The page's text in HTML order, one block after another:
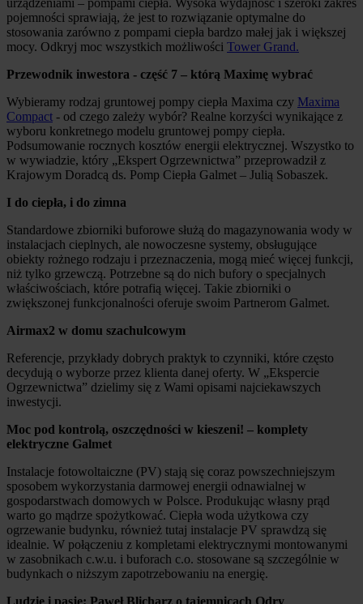
pojemności sprawiają, że jest to rozwiązanie optymalne do
stosowania zarówno z pompami ciepła bardzo małej jak i większej
mocy. Odkryj moc wszystkich możliwości Tower Grand.
Przewodnik inwestora - część 7 – którą Maximę wybrać
Wybieramy rodzaj gruntowej pompy ciepła Maxima czy Maxima
Compact - od czego zależy wybór? Realne korzyści wynikające z
wyboru konkretnego modelu gruntowej pompy ciepła.
Podsumowanie rocznych kosztów energii elektrycznej. Wszystko to
w wywiadzie, który „Ekspert Ogrzewnictwa” przeprowadził z
Krajowym Doradcą ds. Pomp Ciepła Galmet – Julią Sobaszek.
I do ciepła, i do zimna
Standardowe zbiorniki buforowe służą do magazynowania wody w
instalacjach cieplnych, ale nowoczesne systemy, obsługujące
obiekty rożnego rodzaju i przeznaczenia, mogą mieć więcej funkcji,
niż tylko grzewczą. Potrzebne są do nich bufory o specjalnych
właściwościach, które potrafią więcej. Takie zbiorniki o
zwiększonej funkcjonalności oferuje swoim Partnerom Galmet.
Airmax2 w domu szachulcowym
Referencje, przykłady dobrych praktyk to czynniki, które często
decydują o wyborze przez klienta danej oferty. W „Ekspercie
Ogrzewnictwa” dzielimy się z Wami opisami najciekawszych
inwestycji.
Moc pod kontrolą, oszczędności w kieszeni! – komplety
elektryczne Galmet
Instalacje fotowoltaiczne (PV) stają się coraz powszechniejszym
sposobem wykorzystania darmowej energii odnawialnej w
gospodarstwach domowych w Polsce. Produkując własny prąd
warto go mądrze spożytkować. Ciepła woda użytkowa czy
ogrzewanie budynku, również tutaj instalacje PV sprawdzą się
idealnie. W połączeniu z kompletami elektrycznymi montowanymi
w zasobnikach c.w.u. i buforach c.o. stosowane są szczególnie w
budynkach o niższym zapotrzebowaniu na energię.
Ludzie i pasje: Paweł Blicharz o tajemnicach Odry